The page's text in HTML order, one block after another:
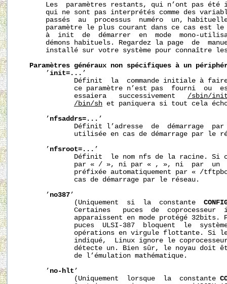
Les  paramètres restants, qui n’ont pas été
qui ne sont pas interprétés comme des
passés  au  processus  numéro  un,
paramètre le plus courant dans ce cas est
à  init  de  démarrer  en  mode  mono-
démons habituels. Regardez la page  de
installé sur votre système pour connaître
Paramètres généraux non spécifiques à un
       ’
init=... ’
Définit  la  commande initiale à
ce paramètre n’est pas  fourni  ou
              essaiera   successivement
/sbin/
/bin/sh et paniquera si tout cela
       ’
nfsaddrs=... ’
Définit l’adresse  de  démarrage
utilisée en cas de démarrage par le
       ’
nfsroot=... ’
Définit  le nom nfs de la racine. Si
par « / », ni par « , », ni  par  un
préfixée automatiquement par « /
              cas de démarrage par le réseau.
       ’
no387’
              (Uniquement  si  la  constante
Certaines   puces  de  coprocesseur
apparaissent en mode protégé 32bits.
puces  ULSI-387  bloquent  le
opérations en virgule flottante. Si
indiqué,  Linux ignore le
détecte un. Bien sûr, le noyau doit
              de l’émulation mathématique.
       ’
no-hlt ’
              (Uniquement  lorsque  la  constante